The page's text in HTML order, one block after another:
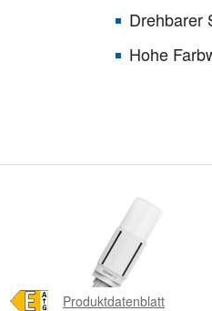
Drehbarer
Hohe
Produktdatenblatt